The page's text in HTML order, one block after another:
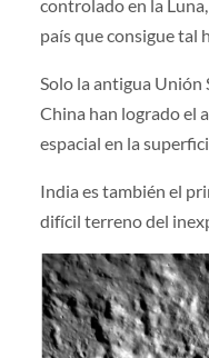
controlado en la
país que consigue tal
Solo la antigua Unión
China han logrado el
espacial en la
India es también el
difícil terreno del